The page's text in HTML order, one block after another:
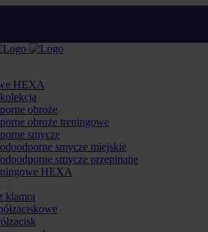
HEXA
obroże
obroże treningowe
smycze
smycze miejskie
smycze przepinane
HEXA
klamrą